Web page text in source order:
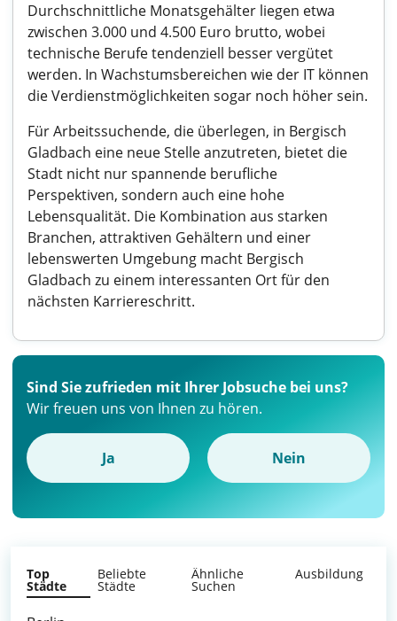
Durchschnittliche Monatsgehälter liegen etwa
zwischen 3.000 und 4.500 Euro brutto, wobei
technische Berufe tendenziell besser vergütet
werden. In Wachstumsbereichen wie der IT können
die Verdienstmöglichkeiten sogar noch höher sein.
Für Arbeitssuchende, die überlegen, in Bergisch
Gladbach eine neue Stelle anzutreten, bietet die
Stadt nicht nur spannende berufliche
Perspektiven, sondern auch eine hohe
Lebensqualität. Die Kombination aus starken
Branchen, attraktiven Gehältern und einer
lebenswerten Umgebung macht Bergisch
Gladbach zu einem interessanten Ort für den
nächsten Karriereschritt.
Sind Sie zufrieden mit Ihrer Jobsuche bei uns?
Wir freuen uns von Ihnen zu hören.
Ja Nein
Top
Städte
Beliebte
Städte
Ähnliche
Suchen
Ausbildung